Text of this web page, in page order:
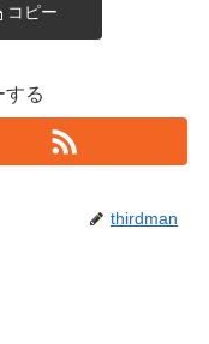
コピー
する
thirdman